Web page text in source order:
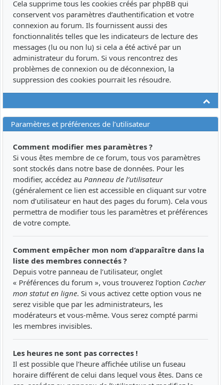
Cela supprime tous les cookies créés par phpBB qui
conservent vos paramètres d’authentification et votre
connexion au forum. Ils fournissent aussi des
fonctionnalités telles que les indicateurs de lecture des
messages (lu ou non lu) si cela a été activé par un
administrateur du forum. Si vous rencontrez des
problèmes de connexion ou de déconnexion, la
suppression des cookies pourrait les résoudre.
Paramètres et préférences de l’utilisateur
Comment modifier mes paramètres ?
Si vous êtes membre de ce forum, tous vos paramètres
sont stockés dans notre base de données. Pour les
modifier, accédez au Panneau de l’utilisateur
(généralement ce lien est accessible en cliquant sur votre
nom d’utilisateur en haut des pages du forum). Cela vous
permettra de modifier tous les paramètres et préférences
de votre compte.
Comment empêcher mon nom d’apparaître dans la
liste des membres connectés ?
Depuis votre panneau de l’utilisateur, onglet
« Préférences du forum », vous trouverez l’option Cacher
mon statut en ligne. Si vous activez cette option vous ne
serez visible que par les administrateurs, les
modérateurs et vous-même. Vous serez compté parmi
les membres invisibles.
Les heures ne sont pas correctes !
Il est possible que l’heure affichée utilise un fuseau
horaire différent de celui dans lequel vous êtes. Dans ce